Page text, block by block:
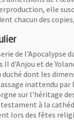
elle
chacun des
de l'Apocalypse
d'Anjou et de
dont les
inattendu par
sur l'héritage
à la
lors des fêtes